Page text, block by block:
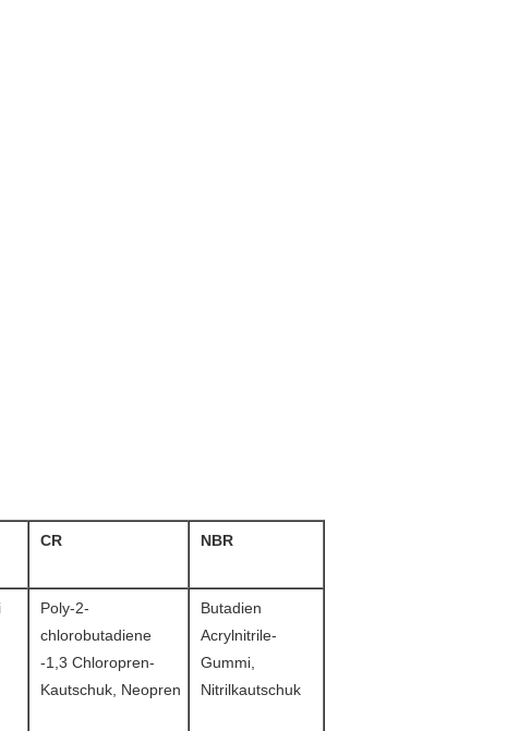
CR NBR
Poly-2-
chlorobutadiene
-1,3 Chloropren-
Kautschuk, Neopren
Butadien
Acrylnitrile-
Gummi,
Nitrilkautschuk